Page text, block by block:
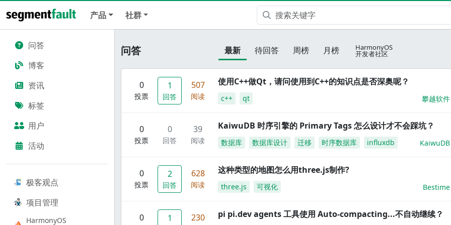
产品 社群
问答
博客
资讯
标签
用户
活动
极客观点
项目管理
HarmonyOS
问答 最新 待回答 周榜 月榜 HarmonyOS
开发者社区
0
投票
1
回答
507
阅读
使用C++做Qt，请问使用到C++的知识点是否深奥呢？
c++ qt 攀越软件
0
投票
0
回答
39
阅读
KaiwuDB 时序引擎的 Primary Tags 怎么设计才不会踩坑？
数据库 数据库设计 迁移 时序数据库 influxdb KaiwuDB
0
投票
2
回答
628
阅读
这种类型的地图怎么用three.js制作?
three.js 可视化 Bestime
0 1 230 pi pi.dev agents 工具使用 Auto-compacting...不自动继续？